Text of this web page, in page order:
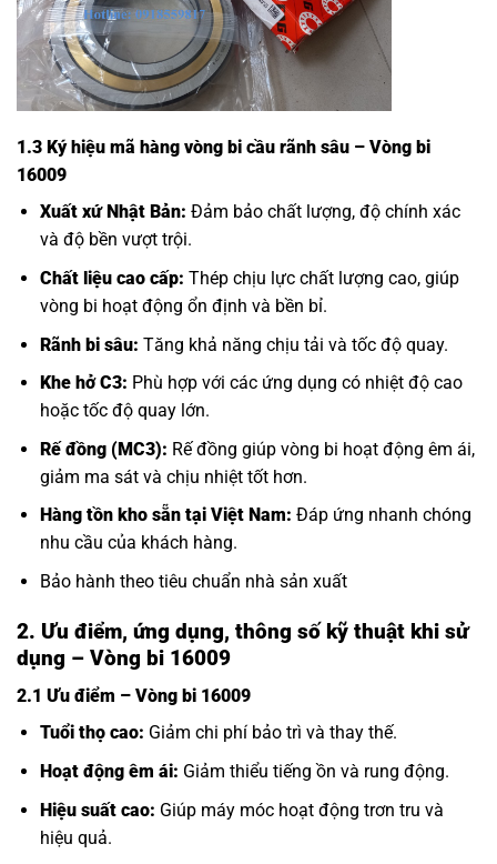
1.3 Ký hiệu mã hàng vòng bi cầu rãnh sâu – Vòng bi
16009
Xuất xứ Nhật Bản: Đảm bảo chất lượng, độ chính xác
và độ bền vượt trội.
Chất liệu cao cấp: Thép chịu lực chất lượng cao, giúp
vòng bi hoạt động ổn định và bền bỉ.
Rãnh bi sâu: Tăng khả năng chịu tải và tốc độ quay.
Khe hở C3: Phù hợp với các ứng dụng có nhiệt độ cao
hoặc tốc độ quay lớn.
Rế đồng (MC3): Rế đồng giúp vòng bi hoạt động êm ái,
giảm ma sát và chịu nhiệt tốt hơn.
Hàng tồn kho sẵn tại Việt Nam: Đáp ứng nhanh chóng
nhu cầu của khách hàng.
Bảo hành theo tiêu chuẩn nhà sản xuất
2. Ưu điểm, ứng dụng, thông số kỹ thuật khi sử
dụng – Vòng bi 16009
2.1 Ưu điểm – Vòng bi 16009
Tuổi thọ cao: Giảm chi phí bảo trì và thay thế.
Hoạt động êm ái: Giảm thiểu tiếng ồn và rung động.
Hiệu suất cao: Giúp máy móc hoạt động trơn tru và
hiệu quả.